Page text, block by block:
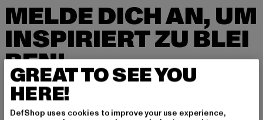
MELDE DICH AN, UM
INSPIRIERT ZU BLEI
BEN!
Melde dich hier für unseren Newsletter an und
erhalte künftig Informationen über aktuelle Tre
nds, Angebote und Gutscheine von DefShop p
GREAT TO SEE YOU
HERE!
DefShop uses cookies to improve your use experience,